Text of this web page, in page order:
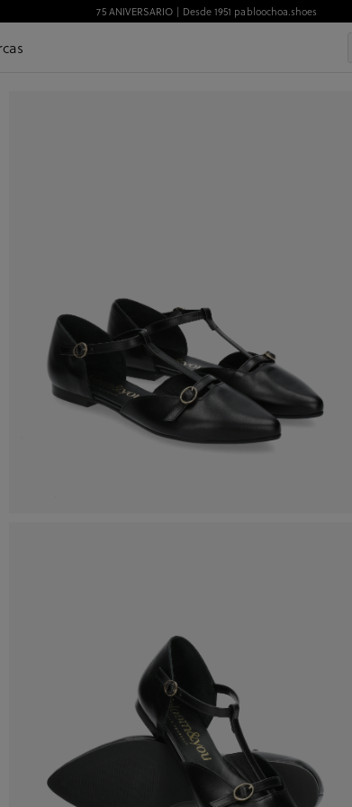
75 ANIVERSARIO | Desde 1951 pabloochoa.shoes